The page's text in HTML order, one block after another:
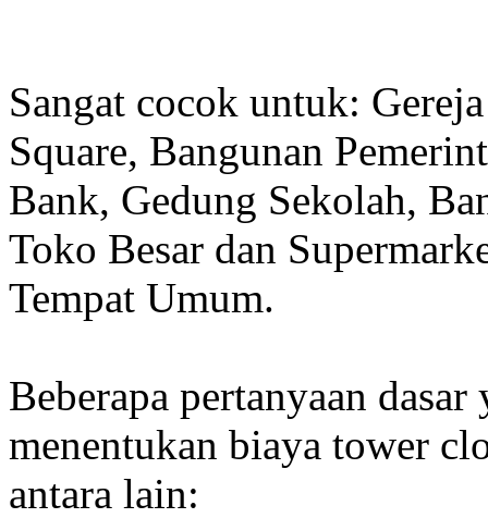
Sangat cocok untuk:
Square, Bangunan
Bank, Gedung Sekolah,
Toko Besar dan
Tempat Umum.
Beberapa pertanyaan
menentukan biaya tower
antara lain: